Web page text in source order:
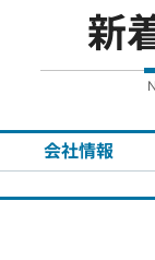
新
会社情報